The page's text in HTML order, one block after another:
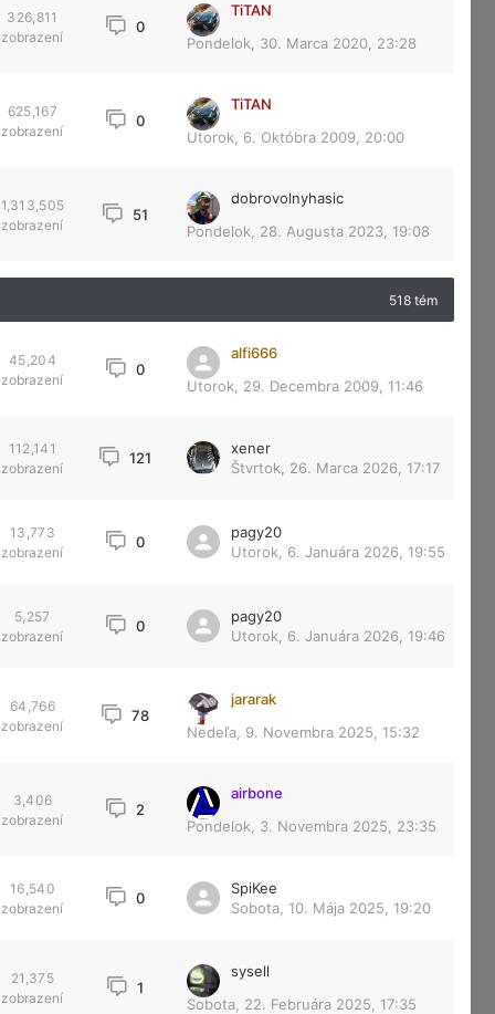
326,811
zobrazení
0
TiTAN
Pondelok, 30. Marca 2020, 23:28
625,167
zobrazení
0
TiTAN
Utorok, 6. Októbra 2009, 20:00
1,313,505
zobrazení
51
dobrovolnyhasic
Pondelok, 28. Augusta 2023, 19:08
518 tém
45,204
zobrazení
0
alfi666
Utorok, 29. Decembra 2009, 11:46
112,141
zobrazení
121
xener
Štvrtok, 26. Marca 2026, 17:17
13,773
zobrazení
0
pagy20
Utorok, 6. Januára 2026, 19:55
5,257
zobrazení
0
pagy20
Utorok, 6. Januára 2026, 19:46
64,766
zobrazení
78
jararak
Nedeľa, 9. Novembra 2025, 15:32
3,406
zobrazení
2
airbone
Pondelok, 3. Novembra 2025, 23:35
16,540
zobrazení
0
SpiKee
Sobota, 10. Mája 2025, 19:20
21,375
zobrazení
1
sysell
Sobota, 22. Februára 2025, 17:35